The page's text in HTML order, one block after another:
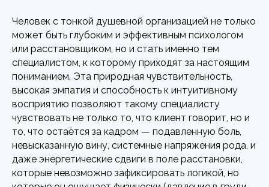
Человек с тонкой душевной организацией не только
может быть глубоким и эффективным психологом
или расстановщиком, но и стать именно тем
специалистом, к которому приходят за настоящим
пониманием. Эта природная чувствительность,
высокая эмпатия и способность к интуитивному
восприятию позволяют такому специалисту
чувствовать не только то, что клиент говорит, но и
то, что остаётся за кадром — подавленную боль,
невысказанную вину, системные напряжения рода, и
даже энергетические сдвиги в поле расстановки,
которые невозможно зафиксировать логикой, но